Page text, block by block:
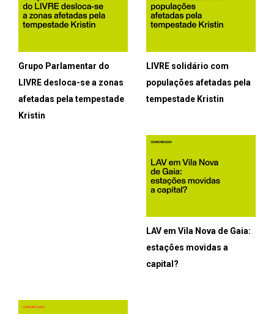
Grupo Parlamentar do
LIVRE desloca-se a zonas
afetadas pela tempestade
Kristin
LIVRE solidário com
populações afetadas pela
tempestade Kristin
LAV em Vila Nova de Gaia:
estações movidas a
capital?